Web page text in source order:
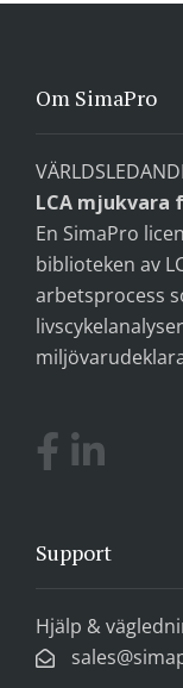
Om SimaPro
LCA
En SimaPro
biblioteken av
arbetsprocess
Support
Hjälp &